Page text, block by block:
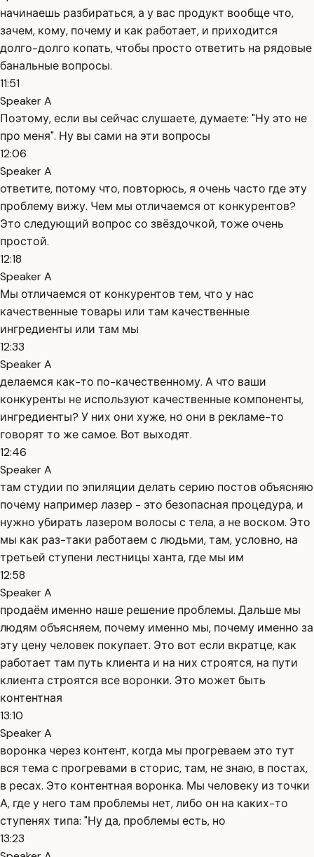
начинаешь разбираться, а у вас продукт вообще что,
зачем, кому, почему и как работает, и приходится
долго-долго копать, чтобы просто ответить на рядовые
банальные вопросы.
11:51
Speaker A
Поэтому, если вы сейчас слушаете, думаете: "Ну это не
про меня". Ну вы сами на эти вопросы
12:06
Speaker A
ответите, потому что, повторюсь, я очень часто где эту
проблему вижу. Чем мы отличаемся от конкурентов?
Это следующий вопрос со звёздочкой, тоже очень
простой.
12:18
Speaker A
Мы отличаемся от конкурентов тем, что у нас
качественные товары или там качественные
ингредиенты или там мы
12:33
Speaker A
делаемся как-то по-качественному. А что ваши
конкуренты не используют качественные компоненты,
ингредиенты? У них они хуже, но они в рекламе-то
говорят то же самое. Вот выходят.
12:46
Speaker A
там студии по эпиляции делать серию постов объясняю
почему например лазер - это безопасная процедура, и
нужно убирать лазером волосы с тела, а не воском. Это
мы как раз-таки работаем с людьми, там, условно, на
третьей ступени лестницы ханта, где мы им
12:58
Speaker A
продаём именно наше решение проблемы. Дальше мы
людям объясняем, почему именно мы, почему именно за
эту цену человек покупает. Это вот если вкратце, как
работает там путь клиента и на них строятся, на пути
клиента строятся все воронки. Это может быть
контентная
13:10
Speaker A
воронка через контент, когда мы прогреваем это тут
вся тема с прогревами в сторис, там, не знаю, в постах,
в ресах. Это контентная воронка. Мы человеку из точки
А, где у него там проблемы нет, либо он на каких-то
ступенях типа: "Ну да, проблемы есть, но
13:23